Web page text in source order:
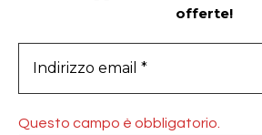
offerte!
Questo campo è obbligatorio.